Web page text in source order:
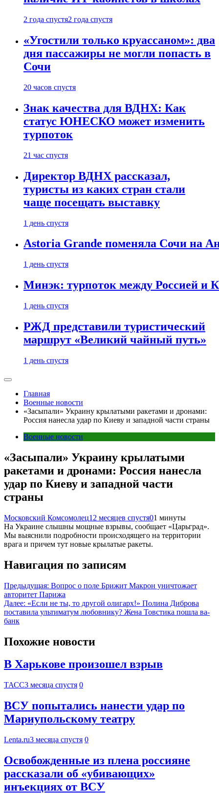
2 года спустя2 года спустя
«Угостили только круассаном»: два
дня пассажиры не могли попасть в
Сочи
20 часов спустя
Знак качества для ВДНХ: Как
статус ЮНЕСКО может изменить
турпоток
21 час спустя
Директор ВДНХ рассказал,
туристы из каких стран стали
чаще посещать выставку
1 день спустя
Astoria Grande поменяла Сочи на
1 день спустя
Минэк: турпоток между Россией и
1 день спустя
РЖД представили туристический
маршрут «Великий чайный путь»
1 день спустя
Главная
Военные новости
«Засыпали» Украину крылатыми ракетами и дронами:
Россия нанесла удар по Киеву и западной части страны
Военные новости
«Засыпали» Украину крылатыми
ракетами и дронами: Россия нанесла
удар по Киеву и западной части
страны
Московский Комсомолец12 месяцев спустя01 минуты
На Украине слышны мощные взрывы, сообщает «Царьград».
Мы выяснили подробности происходящего на территории
врага и причем тут новые крылатые ракеты.
Навигация по записям
Предыдущая: Вопрос о поле Брижит Макрон уничтожает
авторитет Парижа
Далее: «Если не ты, то другой олигарх!» Полина Диброва
поставила ультиматум любовнику? Жена Товстика пошла ва-
банк
Похожие новости
В Харькове произошел взрыв
ТАСС3 месяца спустя 0
ВСУ попытались нанести удар по
Мариупольскому театру
Lenta.ru3 месяца спустя 0
Освобожденные из плена россияне
рассказали об «убивающих»
инъекциях от ВСУ